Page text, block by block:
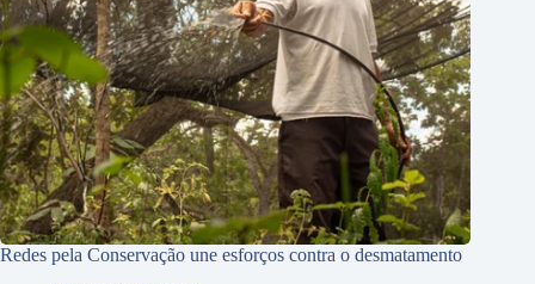
Redes pela Conservação une esforços contra o desmatamento